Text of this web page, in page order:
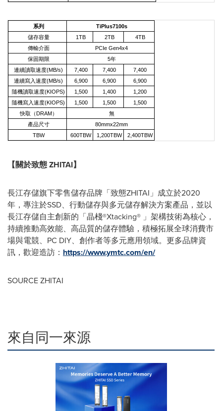
系列
TiPlus7100s
儲存容量
1TB 2TB
4TB
傳輸介面
PCIe Gen4x4
保固期限
5年
連續讀取速度(MB/s)
7,400 7,400
7,400
連續寫入速度(MB/s)
6,900 6,900
6,900
隨機讀取速度(KIOPS)
1,500 1,400
1,200
隨機寫入速度(KIOPS)
1,500 1,500
1,500
快取（DRAM）
無
產品尺寸
80mmx22mm
TBW
600TBW 1,200TBW 2,400TBW
【關於致態 ZHITAI】
長江存儲旗下零售儲存品牌「致態ZHITAI」成立於2020
年，專注於SSD、行動儲存與多元儲存解決方案產品，並以
長江存儲自主創新的「晶棧®Xtacking® 」架構技術為核心，
持續推動高效能、高品質的儲存體驗，積極拓展全球消費市
場與電競、PC DIY、創作者等多元應用領域。更多品牌資
訊，歡迎造訪： https://www.ymtc.com/en/
SOURCE ZHITAI
來自同一來源